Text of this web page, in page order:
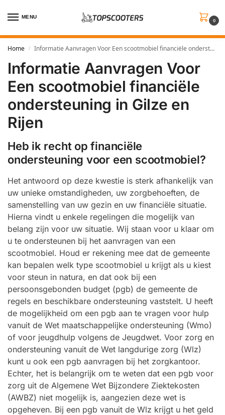
MENU
0
Home / Informatie Aanvragen Voor Een scootmobiel financiële ondersteuning in Gilze en Rijen
Informatie Aanvragen Voor
Een scootmobiel financiële
ondersteuning in Gilze en
Rijen
Heb ik recht op financiële
ondersteuning voor een scootmobiel?
Het antwoord op deze kwestie is sterk afhankelijk van
uw unieke omstandigheden, uw zorgbehoeften, de
samenstelling van uw gezin en uw financiële situatie.
Hierna vindt u enkele regelingen die mogelijk van
belang zijn voor uw situatie. Wij staan voor u klaar om
u te ondersteunen bij het aanvragen van een
scootmobiel. Houd er rekening mee dat de gemeente
kan bepalen welk type scootmobiel u krijgt als u kiest
voor steun in natura, en dat ook bij een
persoonsgebonden budget (pgb) de gemeente de
regels en beschikbare ondersteuning vaststelt. U heeft
de mogelijkheid om een pgb aan te vragen voor hulp
vanuit de Wet maatschappelijke ondersteuning (Wmo)
of voor jeugdhulp volgens de Jeugdwet. Voor zorg en
ondersteuning vanuit de Wet langdurige zorg (Wlz)
kunt u ook een pgb aanvragen bij het zorgkantoor.
Echter, het is belangrijk om te weten dat een pgb voor
zorg uit de Algemene Wet Bijzondere Ziektekosten
(AWBZ) niet mogelijk is, aangezien deze wet is
opgeheven. Bij een pgb vanuit de Wlz krijgt u het geld